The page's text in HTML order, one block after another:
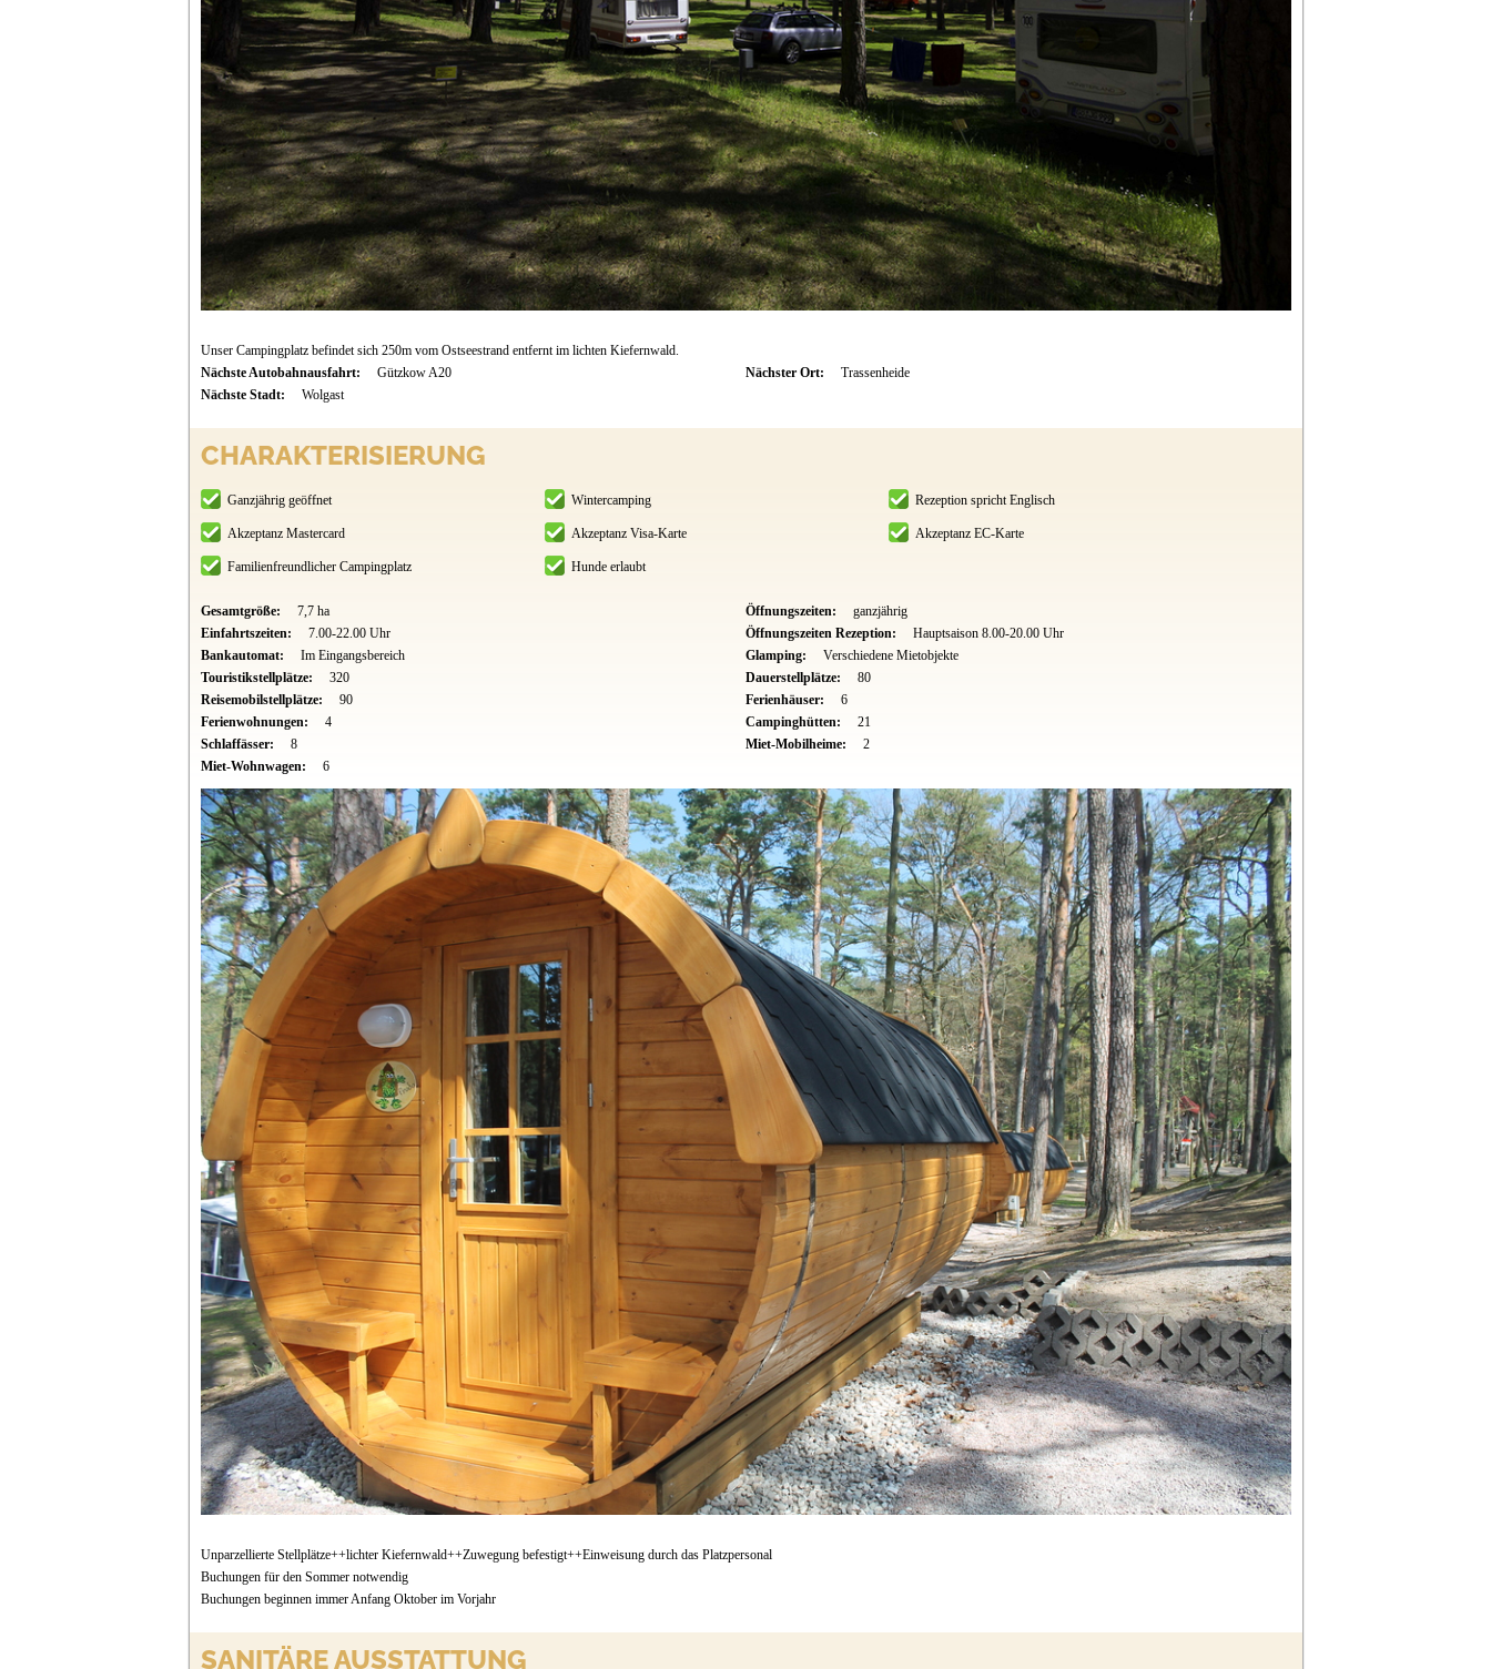
Unser Campingplatz befindet sich 250m vom Ostseestrand entfernt im lichten Kiefernwald.
Nächste Autobahnausfahrt:
Gützkow A20 Nächster Ort:
Trassenheide
Nächste Stadt:
Wolgast
CHARAKTERISIERUNG
Ganzjährig geöffnet Wintercamping Rezeption spricht Englisch
Akzeptanz Mastercard Akzeptanz Visa-Karte Akzeptanz EC-Karte
Familienfreundlicher Campingplatz Hunde erlaubt
Gesamtgröße: 7,7 ha Öffnungszeiten:
ganzjährig
Einfahrtszeiten:
7.00-22.00 Uhr Öffnungszeiten Rezeption:
Hauptsaison 8.00-20.00 Uhr
Bankautomat:
Im Eingangsbereich Glamping:
Verschiedene Mietobjekte
Touristikstellplätze:
320 Dauerstellplätze:
80
Reisemobilstellplätze:
90 Ferienhäuser:
6
Ferienwohnungen:
4 Campinghütten:
21
Schlaffässer:
8 Miet-Mobilheime:
2
Miet-Wohnwagen:
6
Unparzellierte Stellplätze++lichter Kiefernwald++Zuwegung befestigt++Einweisung durch das Platzpersonal
Buchungen für den Sommer notwendig
Buchungen beginnen immer Anfang Oktober im Vorjahr
SANITÄRE AUSSTATTUNG